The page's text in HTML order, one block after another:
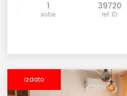
1
sobe
39720
ref. ID
izdato